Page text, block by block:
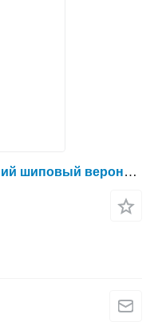
Ольстерский карликовый синий шиповый вероника